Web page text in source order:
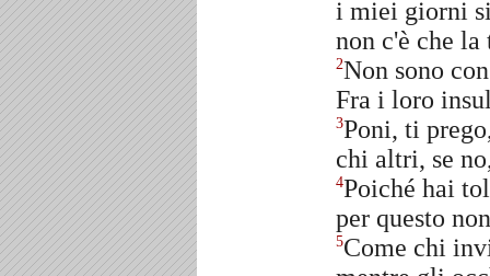
i miei giorni
non c'è che
2Non sono
Fra i loro
3Poni, ti
chi altri, se
4Poiché hai
per questo
5Come chi